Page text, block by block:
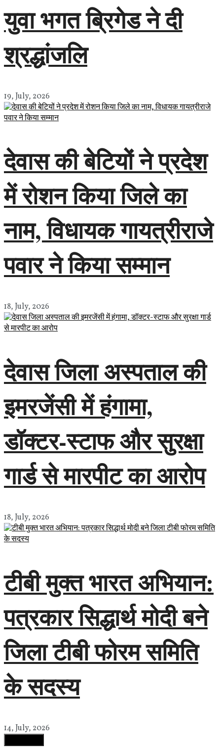
युवा भगत ब्रिगेड ने दी
श्रद्धांजलि
19, July, 2026
देवास की बेटियों ने प्रदेश
में रोशन किया जिले का
नाम, विधायक गायत्रीराजे
पवार ने किया सम्मान
18, July, 2026
देवास जिला अस्पताल की
इमरजेंसी में हंगामा,
डॉक्टर-स्टाफ और सुरक्षा
गार्ड से मारपीट का आरोप
18, July, 2026
टीबी मुक्त भारत अभियान:
पत्रकार सिद्धार्थ मोदी बने
जिला टीबी फोरम समिति
के सदस्य
14, July, 2026